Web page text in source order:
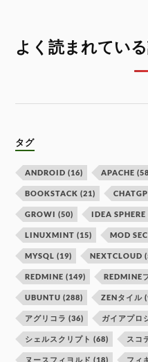
よく読まれてい
タグ
ANDROID (16) APACHE
BOOKSTACK (21)
GROWI (50) IDEA SPHERE
LINUXMINT (15) MOD
MYSQL (19) NEXTCLOUD
REDMINE (149) REDMINE
UBUNTU (288) ZENタイル
アグリコラ (36) ガイアプロ
シェルスクリプト (68) スコ
ヌースフィヨルド (18) フィ